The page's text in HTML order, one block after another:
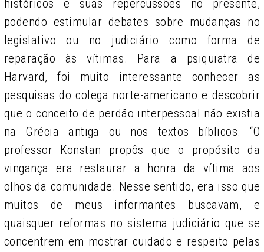
históricos e suas repercussões no presente,
podendo estimular debates sobre mudanças no
legislativo ou no judiciário como forma de
reparação às vítimas. Para a psiquiatra de
Harvard, foi muito interessante conhecer as
pesquisas do colega norte-americano e descobrir
que o conceito de perdão interpessoal não existia
na Grécia antiga ou nos textos bíblicos. “O
professor Konstan propôs que o propósito da
vingança era restaurar a honra da vítima aos
olhos da comunidade. Nesse sentido, era isso que
muitos de meus informantes buscavam, e
quaisquer reformas no sistema judiciário que se
concentrem em mostrar cuidado e respeito pelas